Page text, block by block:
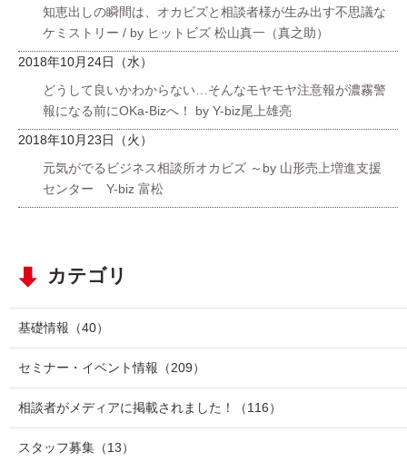
知恵出しの瞬間は、オカビズと相談者様が生み出す不思議な
ケミストリー / by ヒットビズ 松山真一（真之助）
2018年10月24日（水）
どうして良いかわからない…そんなモヤモヤ注意報が濃霧警
報になる前にOKa-Bizへ！ by Y-biz尾上雄亮
2018年10月23日（火）
元気がでるビジネス相談所オカビズ ～by 山形売上増進支援
センター Y-biz 富松
カテゴリ
基礎情報 （40）
セミナー・イベント情報 （209）
相談者がメディアに掲載されました！ （116）
スタッフ募集 （13）